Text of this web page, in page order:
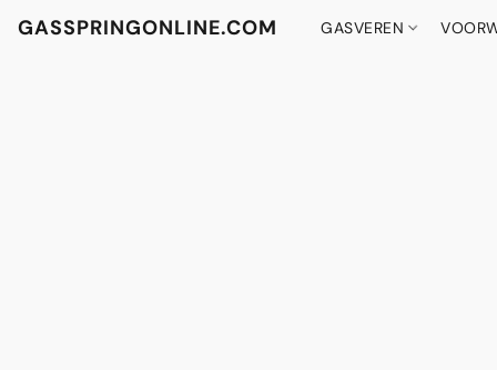
GASSPRINGONLINE.COM GASVEREN